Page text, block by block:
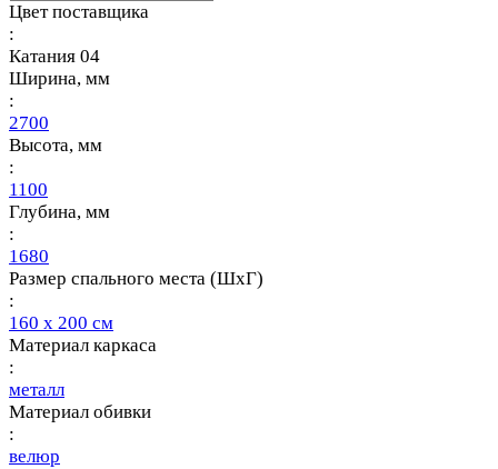
Цвет поставщика
:
Катания 04
Ширина, мм
:
2700
Высота, мм
:
1100
Глубина, мм
:
1680
Размер спального места (ШхГ)
:
160 х 200 см
Материал каркаса
:
металл
Материал обивки
:
велюр